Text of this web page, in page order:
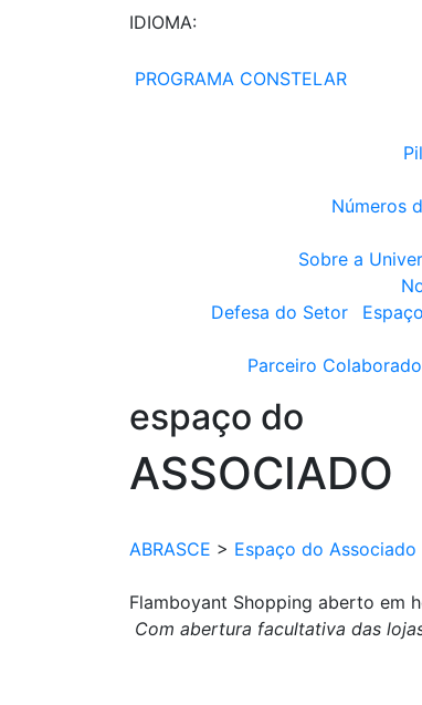
IDIOMA:
PROGRAMA CONSTELAR
Números
Sobre a
Defesa do Setor
Parceiro
espaço do
ASSOCIADO
ABRASCE > Espaço do Associado
Flamboyant Shopping aberto em
Com abertura facultativa das